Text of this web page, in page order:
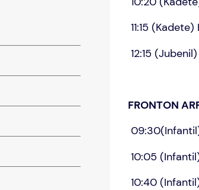
11:15
12:15
FRONTON
10:05
10:40